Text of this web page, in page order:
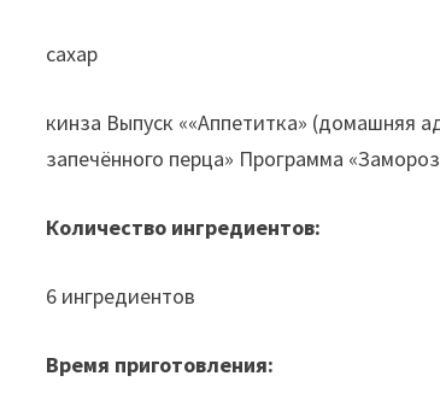
сахар
кинза Выпуск ««Аппетитка» (домашняя
запечённого перца» Программа
Количество ингредиентов:
6 ингредиентов
Время приготовления: